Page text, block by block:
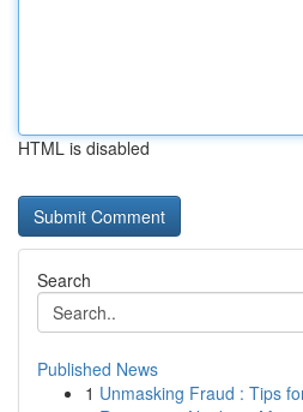
HTML is disabled
Search
Published News
1 Unmasking Fraud : Tips